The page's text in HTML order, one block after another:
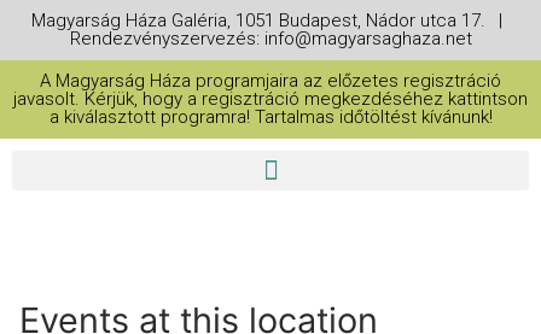
Magyarság Háza Galéria, 1051 Budapest, Nádor utca 17. |
Rendezvényszervezés: info@magyarsaghaza.net
A Magyarság Háza programjaira az előzetes regisztráció
javasolt. Kérjük, hogy a regisztráció megkezdéséhez kattintson
a kiválasztott programra! Tartalmas időtöltést kívánunk!
Events at this location